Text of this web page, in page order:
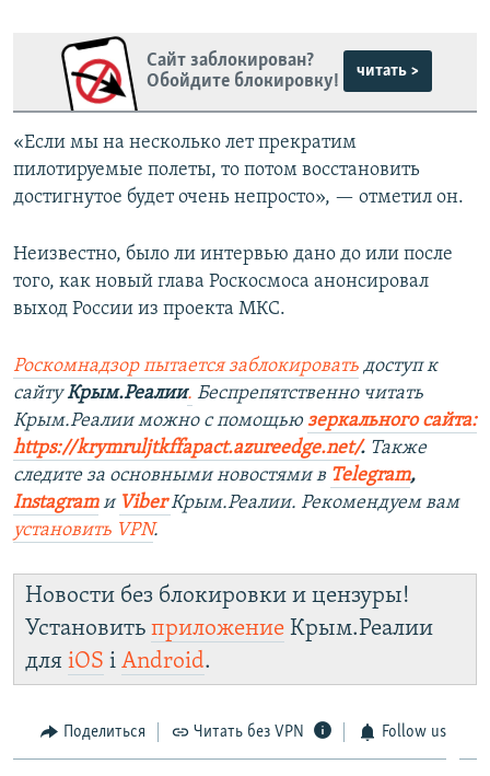
Сайт заблокирован?
Обойдите блокировку!
читать >
«Если мы на несколько лет прекратим
пилотируемые полеты, то потом восстановить
достигнутое будет очень непросто», — отметил он.
Неизвестно, было ли интервью дано до или после
того, как новый глава Роскосмоса анонсировал
выход России из проекта МКС.
Роскомнадзор пытается заблокировать доступ к
сайтуКрым.Реалии. Беспрепятственно читать
Крым.Реалии можно с помощью зеркального сайта:
https://krymruljtkffapact.azureedge.net/. Также
следите за основными новостями в Telegram,
Instagramи ViberКрым.Реалии. Рекомендуем вам
установить VPN.
Новости без блокировки и цензуры!
Установить приложение Крым.Реалии
для iOS і Android.
Поделиться Читать без VPN Follow us